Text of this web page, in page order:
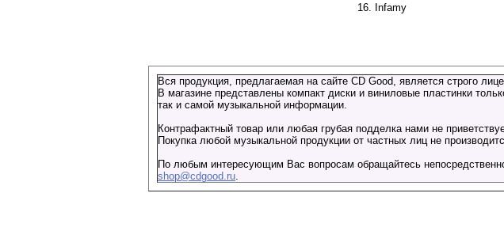
16. Infamy
Вся продукция, предлагаемая на сайте CD Good, является строго
В магазине представлены компакт диски и виниловые пластинки
так и самой музыкальной информации.
Контрафактный товар или любая грубая подделка нами не
Покупка любой музыкальной продукции от частных лиц не
По любым интересующим Вас вопросам обращайтесь
shop@cdgood.ru